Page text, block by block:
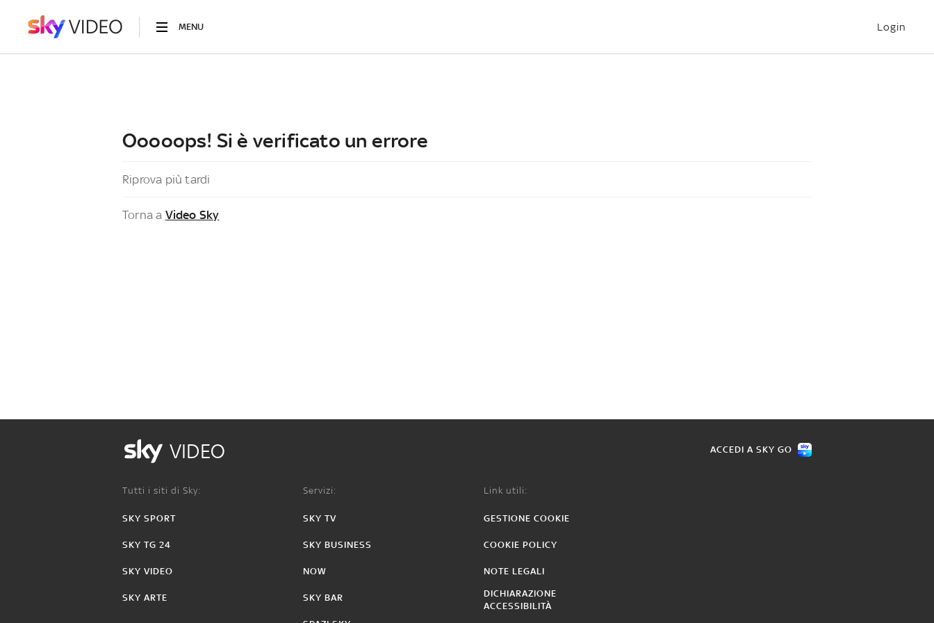
MENU Login
Ooooops! Si è verificato un errore
Riprova più tardi
Torna a Video Sky
VIDEO ACCEDI A SKY GO
Tutti i siti di Sky:
SKY SPORT
SKY TG 24
SKY VIDEO
SKY ARTE
Servizi:
SKY TV
SKY BUSINESS
NOW
SKY BAR
Link utili:
GESTIONE COOKIE
COOKIE POLICY
NOTE LEGALI
DICHIARAZIONE
ACCESSIBILITÀ